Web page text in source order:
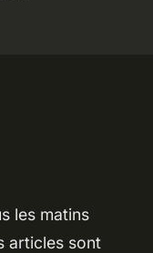
les matins
articles sont